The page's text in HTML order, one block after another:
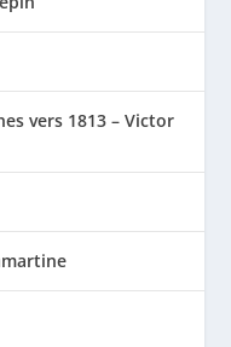
vers 1813 – Victor